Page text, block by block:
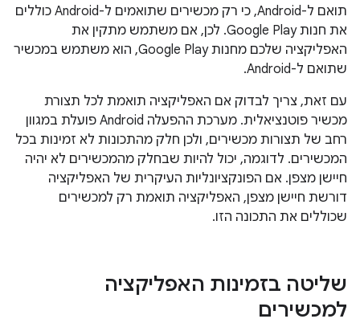
תואם ל-Android, כי רק מכשירים שתואמים ל-Android כוללים
את חנות Google Play. לכן, אם משתמש מתקין את
האפליקציה שלכם מחנות Google Play, הוא משתמש במכשיר
שתואם ל-Android.
עם זאת, צריך לבדוק אם האפליקציה תואמת לכל תצורת
מכשיר פוטנציאלית. מערכת ההפעלה Android פועלת במגוון
רחב של תצורות מכשירים, ולכן חלק מהתכונות לא זמינות בכל
המכשירים. לדוגמה, יכול להיות שבחלק מהמכשירים לא יהיה
חיישן מצפן. אם הפונקציונליות העיקרית של האפליקציה
דורשת חיישן מצפן, האפליקציה תואמת רק למכשירים
שכוללים את התכונה הזו.
שליטה בזמינות האפליקציה
למכשירים